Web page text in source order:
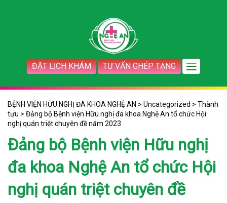
ĐẶT LỊCH KHÁM TƯ VẤN GHÉP TẠNG
BỆNH VIỆN HỮU NGHỊ ĐA KHOA NGHỆ AN > Uncategorized > Thành
tựu > Đảng bộ Bệnh viện Hữu nghị đa khoa Nghệ An tổ chức Hội
nghị quán triệt chuyên đề năm 2023
Đảng bộ Bệnh viện Hữu nghị
đa khoa Nghệ An tổ chức Hội
nghị quán triệt chuyên đề